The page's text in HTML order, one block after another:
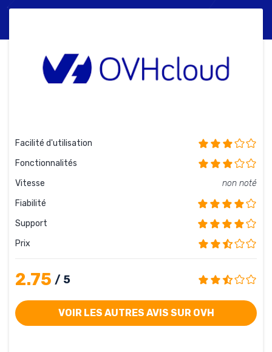
Facilité d'utilisation
Fonctionnalités
Vitesse
non noté
Fiabilité
Support
Prix
2.75 / 5
VOIR LES AUTRES AVIS SUR OVH